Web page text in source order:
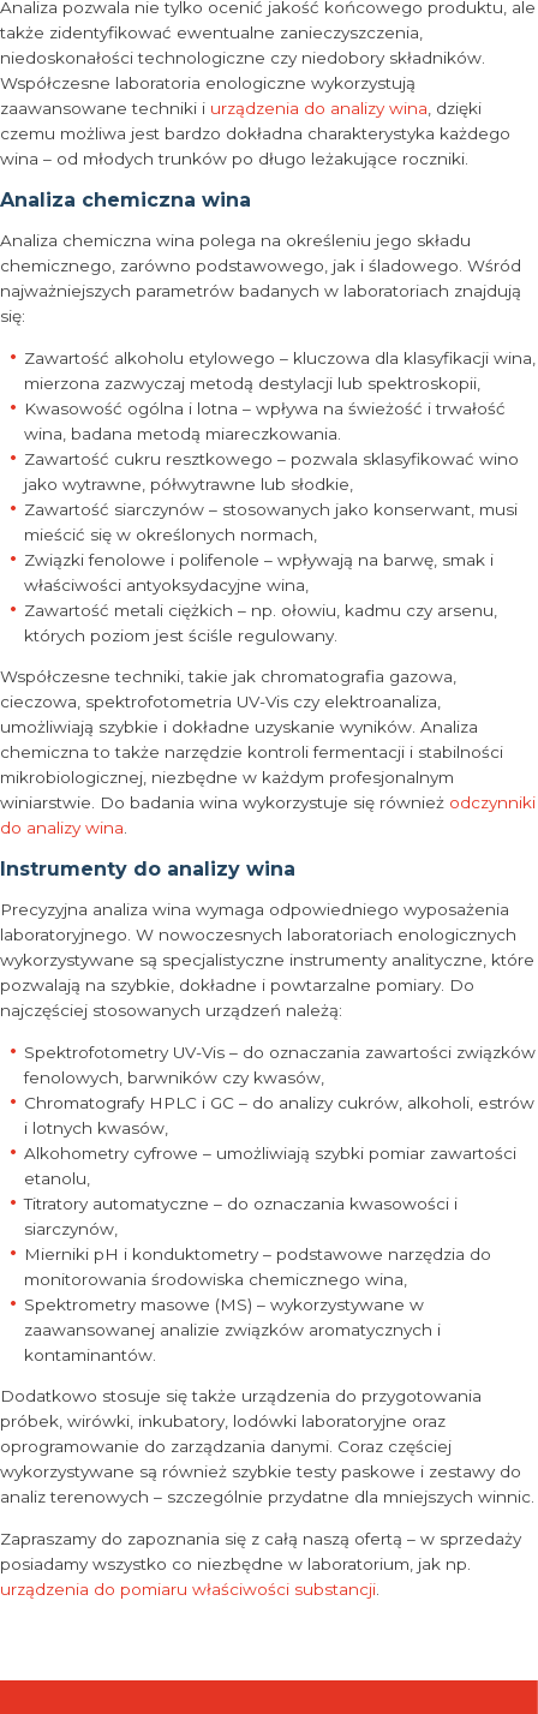
Analiza pozwala nie tylko ocenić jakość końcowego produktu, ale
także zidentyfikować ewentualne zanieczyszczenia,
niedoskonałości technologiczne czy niedobory składników.
Współczesne laboratoria enologiczne wykorzystują
zaawansowane techniki i urządzenia do analizy wina, dzięki
czemu możliwa jest bardzo dokładna charakterystyka każdego
wina – od młodych trunków po długo leżakujące roczniki.
Analiza chemiczna wina
Analiza chemiczna wina polega na określeniu jego składu
chemicznego, zarówno podstawowego, jak i śladowego. Wśród
najważniejszych parametrów badanych w laboratoriach znajdują
się:
Zawartość alkoholu etylowego – kluczowa dla klasyfikacji wina,
mierzona zazwyczaj metodą destylacji lub spektroskopii,
Kwasowość ogólna i lotna – wpływa na świeżość i trwałość
wina, badana metodą miareczkowania.
Zawartość cukru resztkowego – pozwala sklasyfikować wino
jako wytrawne, półwytrawne lub słodkie,
Zawartość siarczynów – stosowanych jako konserwant, musi
mieścić się w określonych normach,
Związki fenolowe i polifenole – wpływają na barwę, smak i
właściwości antyoksydacyjne wina,
Zawartość metali ciężkich – np. ołowiu, kadmu czy arsenu,
których poziom jest ściśle regulowany.
Współczesne techniki, takie jak chromatografia gazowa,
cieczowa, spektrofotometria UV-Vis czy elektroanaliza,
umożliwiają szybkie i dokładne uzyskanie wyników. Analiza
chemiczna to także narzędzie kontroli fermentacji i stabilności
mikrobiologicznej, niezbędne w każdym profesjonalnym
winiarstwie. Do badania wina wykorzystuje się również odczynniki
do analizy wina.
Instrumenty do analizy wina
Precyzyjna analiza wina wymaga odpowiedniego wyposażenia
laboratoryjnego. W nowoczesnych laboratoriach enologicznych
wykorzystywane są specjalistyczne instrumenty analityczne, które
pozwalają na szybkie, dokładne i powtarzalne pomiary. Do
najczęściej stosowanych urządzeń należą:
Spektrofotometry UV-Vis – do oznaczania zawartości związków
fenolowych, barwników czy kwasów,
Chromatografy HPLC i GC – do analizy cukrów, alkoholi, estrów
i lotnych kwasów,
Alkohometry cyfrowe – umożliwiają szybki pomiar zawartości
etanolu,
Titratory automatyczne – do oznaczania kwasowości i
siarczynów,
Mierniki pH i konduktometry – podstawowe narzędzia do
monitorowania środowiska chemicznego wina,
Spektrometry masowe (MS) – wykorzystywane w
zaawansowanej analizie związków aromatycznych i
kontaminantów.
Dodatkowo stosuje się także urządzenia do przygotowania
próbek, wirówki, inkubatory, lodówki laboratoryjne oraz
oprogramowanie do zarządzania danymi. Coraz częściej
wykorzystywane są również szybkie testy paskowe i zestawy do
analiz terenowych – szczególnie przydatne dla mniejszych winnic.
Zapraszamy do zapoznania się z całą naszą ofertą – w sprzedaży
posiadamy wszystko co niezbędne w laboratorium, jak np.
urządzenia do pomiaru właściwości substancji